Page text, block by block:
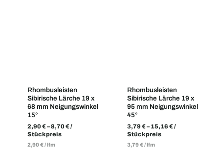
Rhombusleisten
Sibirische Lärche 19 x
68 mm Neigungswinkel
15°
2,90€–8,70€/
Stückpreis
2,90€/lfm
Rhombusleisten
Sibirische Lärche 19 x
95 mm Neigungswinkel
45°
3,79€–15,16€/
Stückpreis
3,79€/lfm